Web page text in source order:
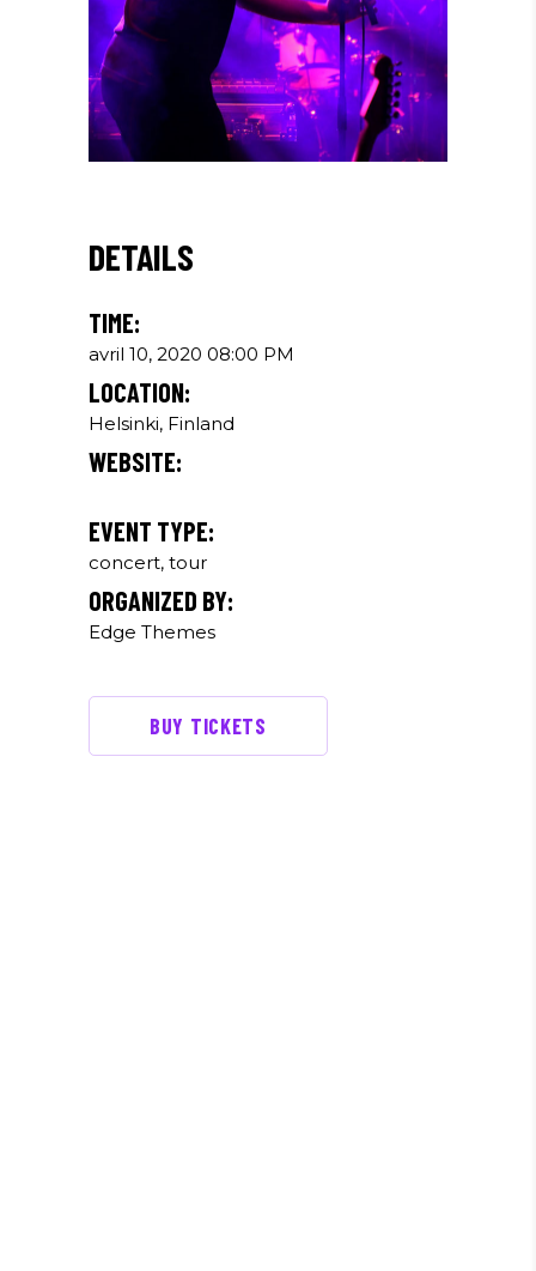
DETAILS
TIME:
avril 10, 2020 08:00 PM
LOCATION:
Helsinki, Finland
WEBSITE:
EVENT TYPE:
concert, tour
ORGANIZED BY:
Edge Themes
BUY TICKETS